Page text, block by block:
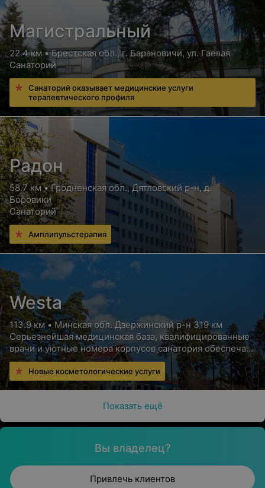
Магистральный
22.4 км • Брестская обл., г. Барановичи, ул. Гаевая
Санаторий
Санаторий оказывает медицинские услуги
терапевтического профиля
Радон
58.7 км • Гродненская обл., Дятловский р-н, д.
Боровики
Санаторий
Амплипульстерапия
Westa
113.9 км • Минская обл. Дзержинский р-н 319 км
Серьезнейшая медицинская база, квалифицированные
врачи и уютные номера корпусов санатория обеспечат
Вам высококлассный отдых с пользой для здоровья
Новые косметологические услуги
Показать ещё
Вы владелец?
Привлечь клиентов